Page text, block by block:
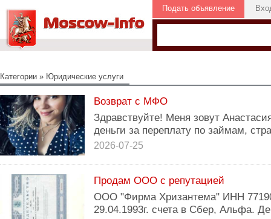
Подать объявление
Категории » Юридические услуги
Возврат с МФО
Здравствуйте! Меня зовут
деньги за переплату по займам,
2026-07-25
Продам ООО с репутацией
ООО "Фирма Хризантема" ИНН
29.04.1993г. счета в Сбер, Альфа.